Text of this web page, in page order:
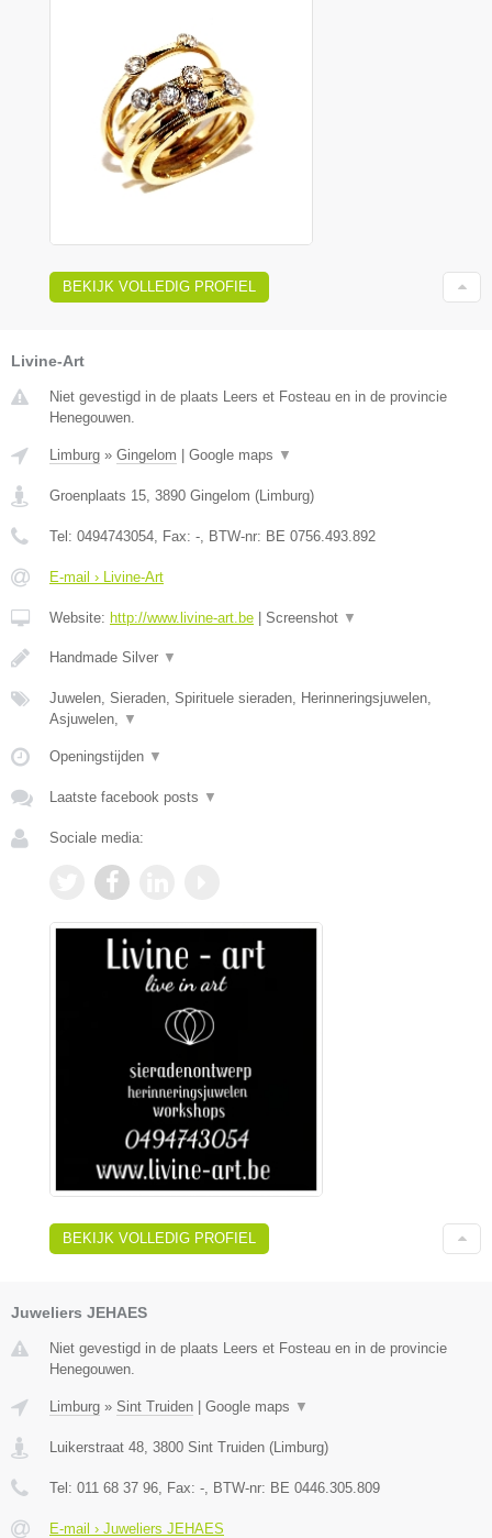
BEKIJK VOLLEDIG PROFIEL
Livine-Art
Niet gevestigd in de plaats Leers et Fosteau en in de provincie
Henegouwen.
Limburg » Gingelom Google maps ▼
Groenplaats 15, 3890 Gingelom (Limburg)
Tel: 0494743054, Fax: -, BTW-nr: BE 0756.493.892
E-mail › Livine-Art
Website: http://www.livine-art.be Screenshot ▼
Handmade Silver ▼
Juwelen, Sieraden, Spirituele sieraden, Herinneringsjuwelen,
Asjuwelen, ▼
Openingstijden ▼
Laatste facebook posts ▼
Sociale media:
BEKIJK VOLLEDIG PROFIEL
Juweliers JEHAES
Niet gevestigd in de plaats Leers et Fosteau en in de provincie
Henegouwen.
Limburg » Sint Truiden Google maps ▼
Luikerstraat 48, 3800 Sint Truiden (Limburg)
Tel: 011 68 37 96, Fax: -, BTW-nr: BE 0446.305.809
E-mail › Juweliers JEHAES